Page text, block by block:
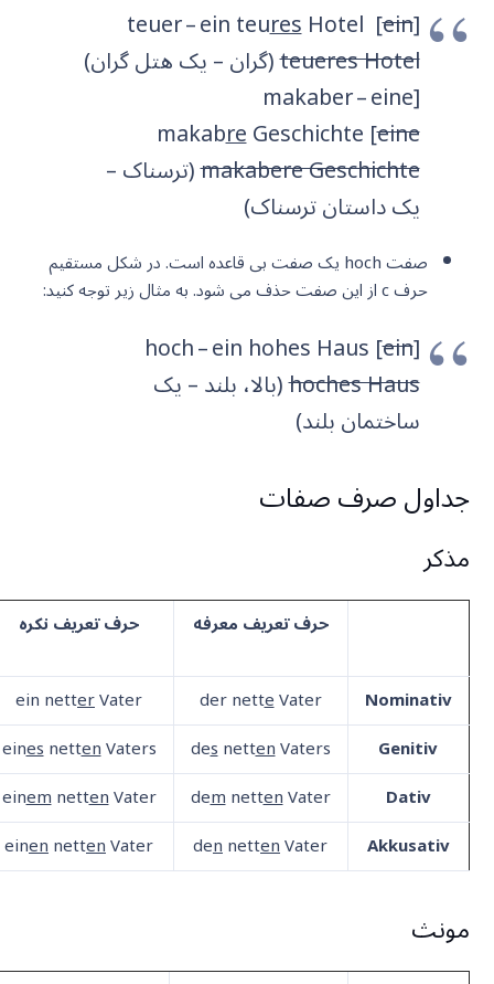
[teuer – ein teu
resHotel [ein
teueres Hotel(گران – یک هتل گران)
[makaber – eine
makabreGeschichte [eine
makabere Geschichte(ترسناک –
یک داستان ترسناک)
صفت hoch یک صفت بی قاعده است. در شکل مستقیم
حرف c از این صفت حذف می شود. به مثال زیر توجه کنید:
[hoch – ein hohes Haus [
ein
hoches Haus(بالا، بلند – یک
ساختمان بلند)
جداول صرف صفات
مذکر
حرف تعریف معرفه حرف تعریف نکره
Nominativ
der netteVater
ein netterVater
Genitiv
desnettenVaters
einesnettenVaters
Dativ
demnettenVater
einemnettenVater
Akkusativ
dennettenVater
einennettenVater
مونث